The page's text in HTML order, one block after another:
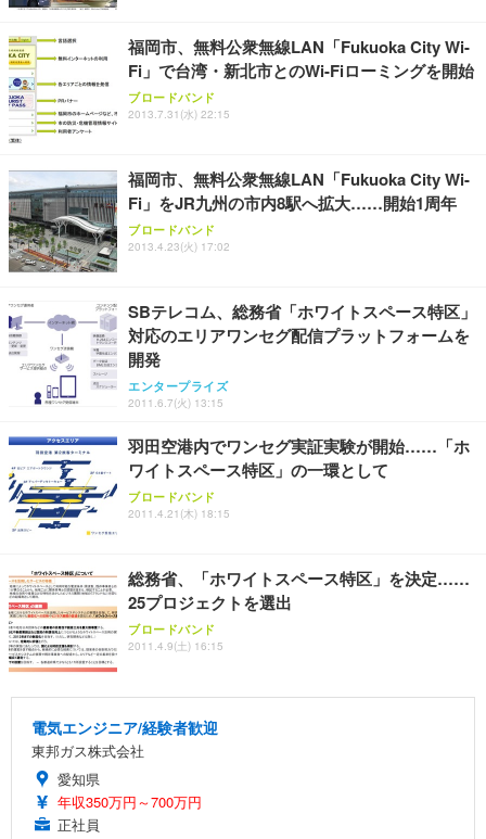
福岡市、無料公衆無線LAN「Fukuoka City Wi-
Fi」で台湾・新北市とのWi-Fiローミングを開始
ブロードバンド
2013.7.31(水) 22:15
福岡市、無料公衆無線LAN「Fukuoka City Wi-
Fi」をJR九州の市内8駅へ拡大……開始1周年
ブロードバンド
2013.4.23(火) 17:02
SBテレコム、総務省「ホワイトスペース特区」
対応のエリアワンセグ配信プラットフォームを
開発
エンタープライズ
2011.6.7(火) 13:15
羽田空港内でワンセグ実証実験が開始……「ホ
ワイトスペース特区」の一環として
ブロードバンド
2011.4.21(木) 18:15
総務省、「ホワイトスペース特区」を決定……
25プロジェクトを選出
ブロードバンド
2011.4.9(土) 16:15
電気エンジニア/経験者歓迎
東邦ガス株式会社
愛知県
年収350万円～700万円
正社員